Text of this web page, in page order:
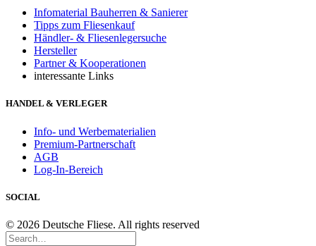
Infomaterial Bauherren & Sanierer
Tipps zum Fliesenkauf
Händler- & Fliesenlegersuche
Hersteller
Partner & Kooperationen
interessante Links
HANDEL & VERLEGER
Info- und Werbematerialien
Premium-Partnerschaft
AGB
Log-In-Bereich
SOCIAL
© 2026 Deutsche Fliese. All rights reserved